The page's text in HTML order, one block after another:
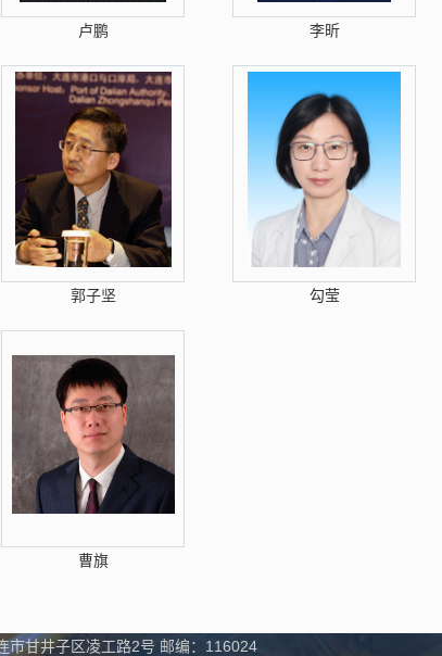
卢鹏 李昕
郭子坚 勾莹
曹旗
市甘井子区凌工路2号 邮编：116024